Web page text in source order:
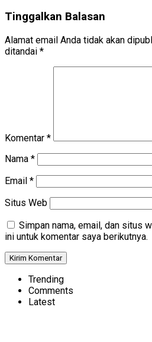
Tinggalkan Balasan
Alamat email Anda tidak akan
ditandai *
Komentar *
Nama *
Email *
Situs Web
Simpan nama, email, dan situs
ini untuk komentar saya berikutnya.
Trending
Comments
Latest